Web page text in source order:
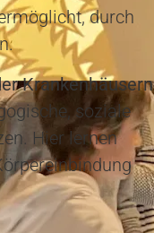
durch
Krankenhäusern
soziale
Hier lernen